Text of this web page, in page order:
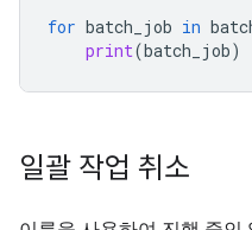
for batch_job in
print(batch_job)
일괄 작업 취소